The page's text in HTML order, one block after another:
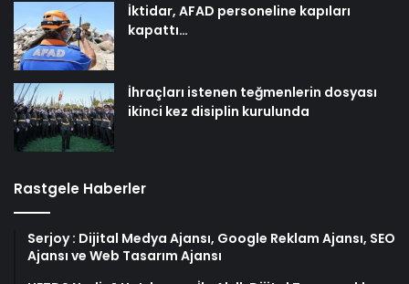
İktidar, AFAD personeline kapıları
kapattı…
İhraçları istenen teğmenlerin dosyası
ikinci kez disiplin kurulunda
Rastgele Haberler
Serjoy : Dijital Medya Ajansı, Google Reklam Ajansı, SEO
Ajansı ve Web Tasarım Ajansı